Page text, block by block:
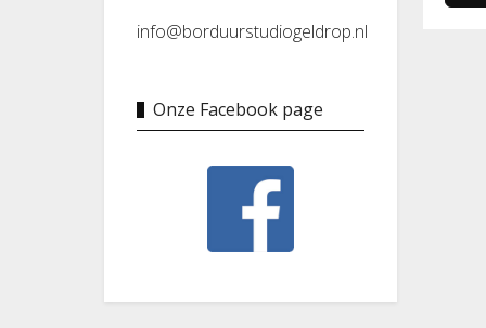
info@borduurstudiogeldrop.nl
Onze Facebook page